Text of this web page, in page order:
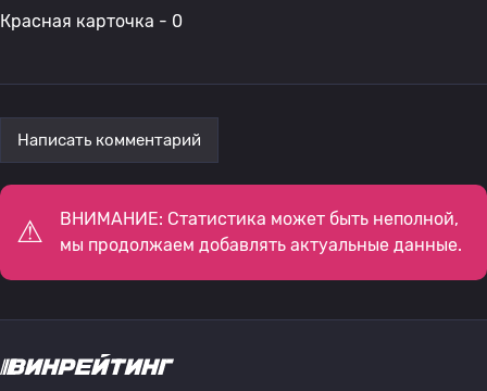
Красная карточка - 0
Написать комментарий
ВНИМАНИЕ: Статистика может быть неполной,
мы продолжаем добавлять актуальные данные.